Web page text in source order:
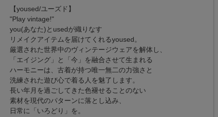
【yoused/ユーズド】
"Play vintage!"
you(あなた)とusedが織りなす
リメイクアイテムを届けてくれるyoused。
厳選された世界中のヴィンテージウェアを解体し、
「エイジング」と「今」を融合させて生まれる
ハーモニーは、古着が持つ唯一無二の力強さと
洗練された遊び心で着る人を魅了します。
長い年月を過ごしてきた色褪せることのない
素材を現代のパターンに落とし込み、
日常に「いろどり」を。